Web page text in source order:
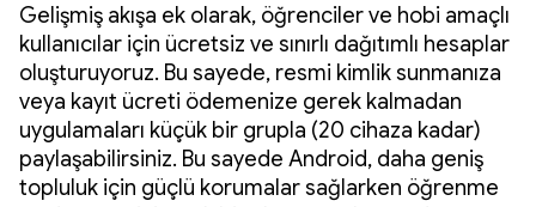
Gelişmiş akışa ek olarak, öğrenciler ve hobi amaçlı
kullanıcılar için ücretsiz ve sınırlı dağıtımlı hesaplar
oluşturuyoruz. Bu sayede, resmi kimlik sunmanıza
veya kayıt ücreti ödemenize gerek kalmadan
uygulamaları küçük bir grupla (20 cihaza kadar)
paylaşabilirsiniz. Bu sayede Android, daha geniş
topluluk için güçlü korumalar sağlarken öğrenme